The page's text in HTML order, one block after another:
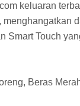
keluaran
Smart Touch
Beras